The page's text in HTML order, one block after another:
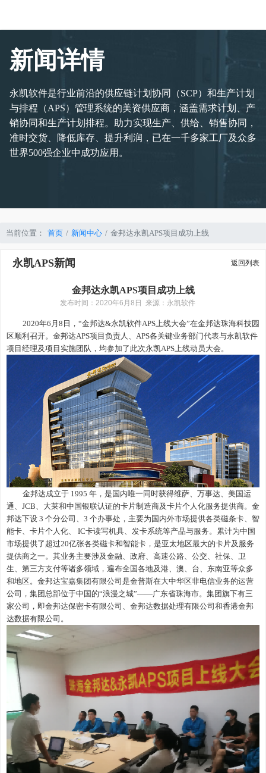
新闻详情
永凯软件是行业前沿的供应链计划协同（SCP）和生产计划
与排程（APS）管理系统的美资供应商，涵盖需求计划、产
销协同和生产计划排程。助力实现生产、供给、销售协同，
准时交货、降低库存、提升利润，已在一千多家工厂及众多
世界500强企业中成功应用。
当前位置： 首页 新闻中心 金邦达永凯APS项目成功上线
永凯APS新闻 返回列表
金邦达永凯APS项目成功上线
发布时间：2020年6月8日 来源：永凯软件
2020年6月8日，“金邦达&永凯软件APS上线大会”在金邦达珠海科技园
区顺利召开。金邦达APS项目负责人、APS各关键业务部门代表与永凯软件
项目经理及项目实施团队，均参加了此次永凯APS上线动员大会。
金邦达成立于1995 年，是国内唯一同时获得维萨、万事达、美国运
通、JCB、大莱和中国银联认证的卡片制造商及卡片个人化服务提供商。金
邦达下设 3 个分公司、3 个办事处，主要为国内外市场提供各类磁条卡、智
能卡、卡片个人化、 IC卡读写机具、发卡系统等产品与服务。累计为中国
市场提供了超过20亿张各类磁卡和智能卡，是亚太地区最大的卡片及服务
提供商之一。其业务主要涉及金融、政府、高速公路、公交、社保、卫
生、第三方支付等诸多领域，遍布全国各地及港、澳、台、东南亚等众多
和地区。金邦达宝嘉集团有限公司是金普斯在大中华区非电信业务的运营
公司，集团总部位于中国的“浪漫之城”——广东省珠海市。集团旗下有三
家公司，即金邦达保密卡有限公司、金邦达数据处理有限公司和香港金邦
达数据有限公司。